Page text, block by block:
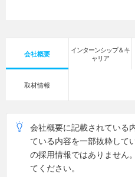
会社概要
インターンシップ＆キ
ャリア
取材情報
会社概要に記載されている
ている内容を一部抜粋して
の採用情報ではありません
てください。